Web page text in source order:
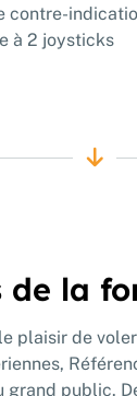
contre-
à 2 joysticks
de la
plaisir de
grand public.